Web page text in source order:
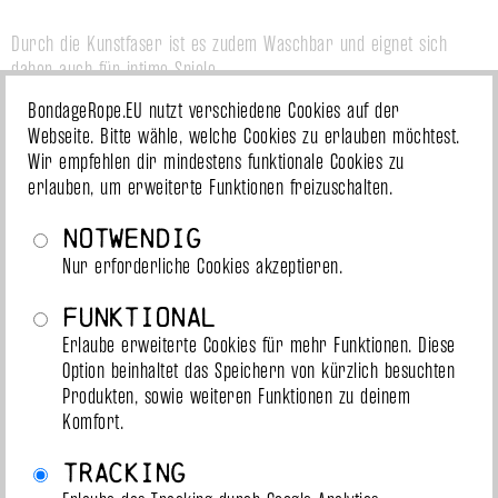
Durch die Kunstfaser ist es zudem Waschbar und eignet sich
daher auch für intime Spiele.
Ähnliche Produkte
versandbereit versandbereit
BondageRope.EU nutzt verschiedene Cookies auf der
Webseite. Bitte wähle, welche Cookies zu erlauben möchtest.
Wir empfehlen dir mindestens funktionale Cookies zu
erlauben, um erweiterte Funktionen freizuschalten.
Notwendig
Nur erforderliche Cookies akzeptieren.
Funktional
Erlaube erweiterte Cookies für mehr Funktionen. Diese
Option beinhaltet das Speichern von kürzlich besuchten
Produkten, sowie weiteren Funktionen zu deinem
Komfort.
Tracking